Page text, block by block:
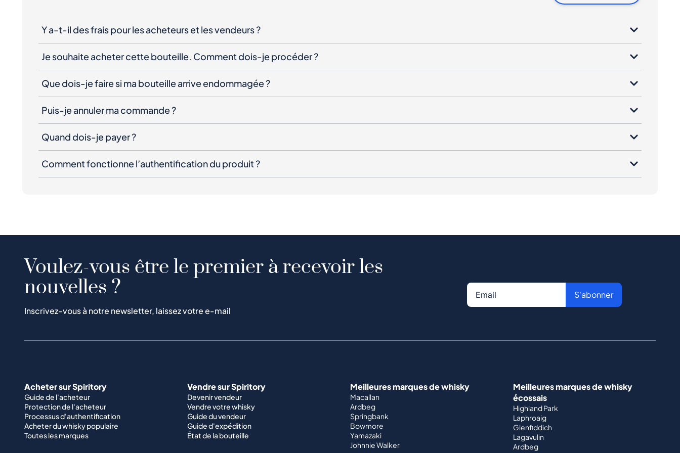
Y a-t-il des frais pour les acheteurs et les vendeurs ?
Je souhaite acheter cette bouteille. Comment dois-je procéder ?
Que dois-je faire si ma bouteille arrive endommagée ?
Puis-je annuler ma commande ?
Quand dois-je payer ?
Comment fonctionne l’authentification du produit ?
Voulez-vous être le premier à recevoir les
nouvelles ?
Inscrivez-vous à notre newsletter, laissez votre e-mail
S'abonner
Acheter sur Spiritory
Guide de l'acheteur
Protection de l'acheteur
Processus d'authentification
Acheter du whisky populaire
Toutes les marques
Vendre sur Spiritory
Devenir vendeur
Vendre votre whisky
Guide du vendeur
Guide d'expédition
État de la bouteille
Meilleures marques de whisky
Macallan
Ardbeg
Springbank
Bowmore
Yamazaki
Johnnie Walker
Meilleures marques de whisky
écossais
Highland Park
Laphroaig
Glenfiddich
Lagavulin
Ardbeg